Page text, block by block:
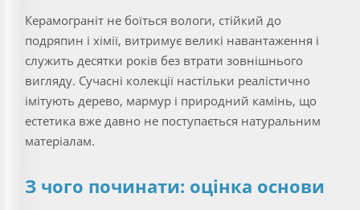
Керамограніт не боїться вологи, стійкий до
подряпин і хімії, витримує великі навантаження і
служить десятки років без втрати зовнішнього
вигляду. Сучасні колекції настільки реалістично
імітують дерево, мармур і природний камінь, що
естетика вже давно не поступається натуральним
матеріалам.
З чого починати: оцінка основи